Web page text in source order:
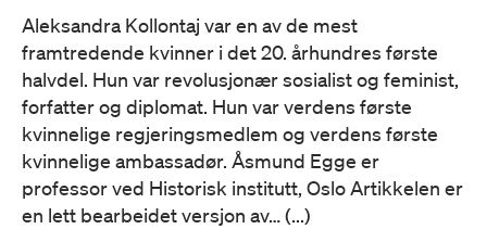
Aleksandra Kollontaj var en av de mest
framtredende kvinner i det 20. århundres første
halvdel. Hun var revolusjonær sosialist og feminist,
forfatter og diplomat. Hun var verdens første
kvinnelige regjeringsmedlem og verdens første
kvinnelige ambassadør. Åsmund Egge er
professor ved Historisk institutt, Oslo Artikkelen er
en lett bearbeidet versjon av… (...)